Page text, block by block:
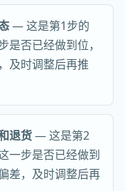
— 这是第1步的
是否已经做到位，
及时调整后再推
退货— 这是第2
一步是否已经做到
差，及时调整后再